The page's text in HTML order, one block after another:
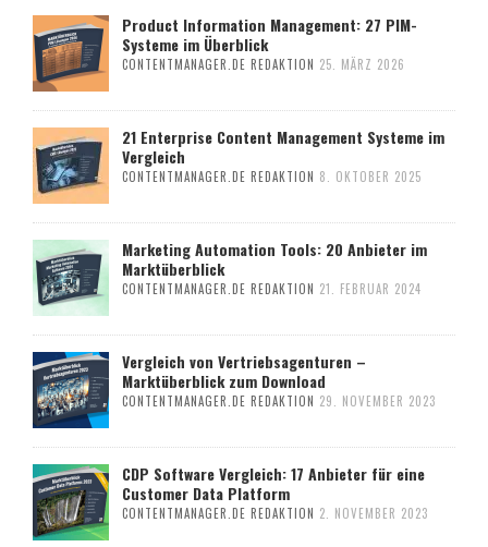
Product Information Management: 27 PIM-
Systeme im Überblick
CONTENTMANAGER.DE REDAKTION 25. MÄRZ 2026
21 Enterprise Content Management Systeme im
Vergleich
CONTENTMANAGER.DE REDAKTION 8. OKTOBER 2025
Marketing Automation Tools: 20 Anbieter im
Marktüberblick
CONTENTMANAGER.DE REDAKTION 21. FEBRUAR 2024
Vergleich von Vertriebsagenturen –
Marktüberblick zum Download
CONTENTMANAGER.DE REDAKTION 29. NOVEMBER 2023
CDP Software Vergleich: 17 Anbieter für eine
Customer Data Platform
CONTENTMANAGER.DE REDAKTION 2. NOVEMBER 2023